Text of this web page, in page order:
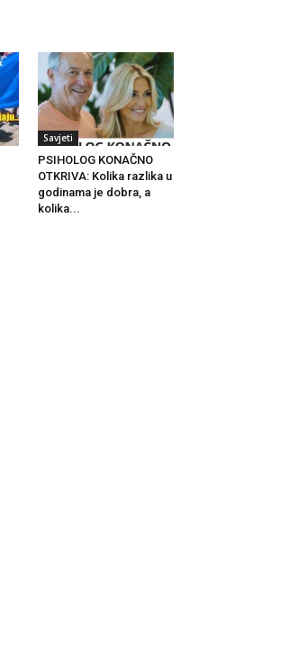
Savjeti
PSIHOLOG KONAČNO
OTKRIVA: Kolika razlika u
godinama je dobra, a
kolika...